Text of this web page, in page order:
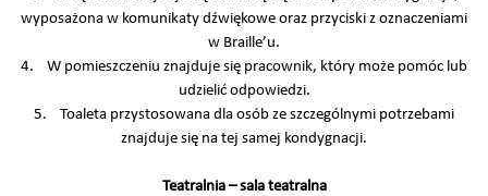
wyposażona w komunikaty dźwiękowe oraz przyciski z oznaczeniami
w Braille’u.
4. W pomieszczeniu znajduje się pracownik, który może pomóc lub
udzielić odpowiedzi.
5. Toaleta przystosowana dla osób ze szczególnymi potrzebami
znajduje się na tej samej kondygnacji.
Teatralnia – sala teatralna